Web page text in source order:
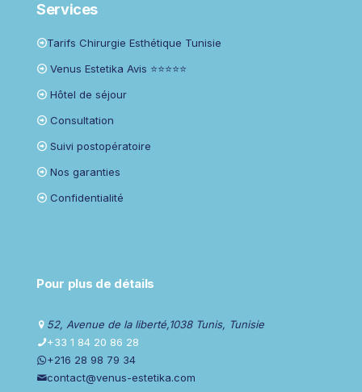
Services
Tarifs Chirurgie Esthétique Tunisie
Venus Estetika Avis ⭐⭐⭐⭐⭐
Hôtel de séjour
Consultation
Suivi postopératoire
Nos garanties
Confidentialité
Pour plus de détails
52, Avenue de la liberté,1038 Tunis, Tunisie
+33 1 84 20 86 28
+216 28 98 79 34
contact@venus-estetika.com